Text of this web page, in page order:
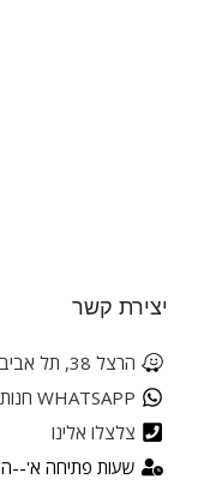
יצירת קשר
הרצל 38, תל אביב
WHATSAPP חנות
צלצלו אלינו
שעות פתיחה א'--ה' -09:00-18:00 ימי ו'